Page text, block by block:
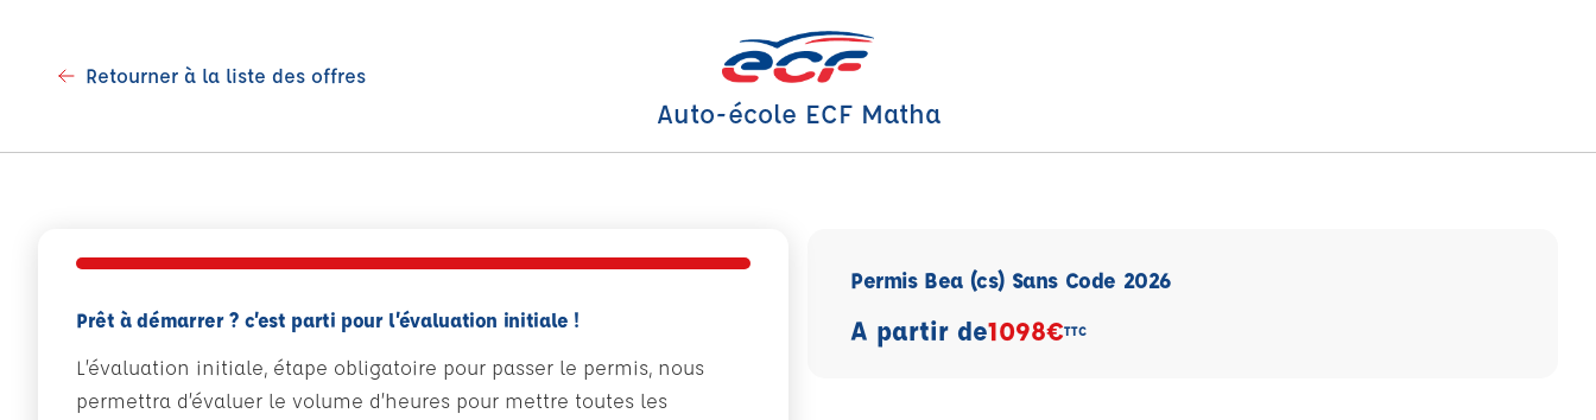
Retourner à la liste des offres
Auto-école ECF Matha
Prêt à démarrer ? c’est parti pour l’évaluation initiale !
L’évaluation initiale, étape obligatoire pour passer le permis, nous
permettra d’évaluer le volume d’heures pour mettre toutes les
Permis Bea (cs) Sans Code 2026
A partir de1098€TTC